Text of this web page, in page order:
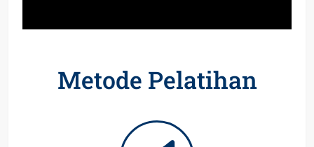
Metode Pelatihan